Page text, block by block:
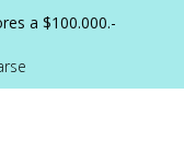
a $100.000.-